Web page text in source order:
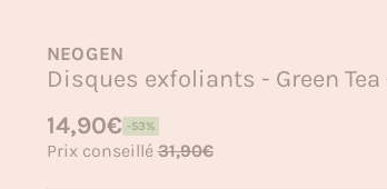
NEOGEN
Disques exfoliants - Green Tea
Prix soldé
14,90€ -53%
Prix habituel
Prix conseillé 31,90€